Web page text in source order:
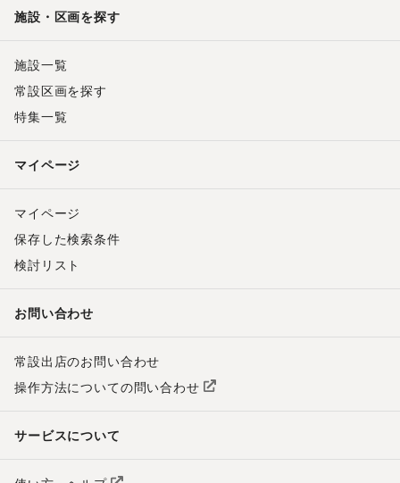
施設・区画を探す
施設一覧
常設区画を探す
特集一覧
マイページ
マイページ
保存した検索条件
検討リスト
お問い合わせ
常設出店のお問い合わせ
操作方法についての問い合わせ
サービスについて